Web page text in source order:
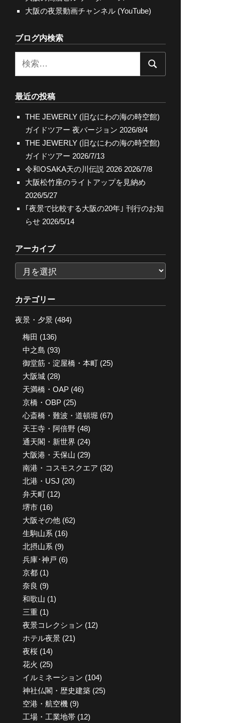
大阪の夜景動画チャンネル (YouTube)
ブログ内検索
検
最近の投稿
THE JEWERLY (旧なにわの海の時空館)
ガイドツアー 夜バージョン 2026/8/4
THE JEWERLY (旧なにわの海の時空館)
ガイドツアー 2026/7/13
令和OSAKA天の川伝説 2026 2026/7/8
大阪松竹座のライトアップを見納め
2026/5/27
｢夜景で比較する大阪の20年｣ 刊行のお知
らせ 2026/5/14
アーカイブ
ー
カ
イ
ブ
カテゴリー
夜景・夕景 (484)
梅田 (136)
中之島 (93)
御堂筋・淀屋橋・本町 (25)
大阪城 (28)
天満橋・OAP (46)
京橋・OBP (25)
心斎橋・難波・道頓堀 (67)
天王寺・阿倍野 (48)
通天閣・新世界 (24)
大阪港・天保山 (29)
南港・コスモスクエア (32)
北港・USJ (20)
弁天町 (12)
堺市 (16)
大阪その他 (62)
生駒山系 (16)
北摂山系 (9)
兵庫･神戸 (6)
京都 (1)
奈良 (9)
和歌山 (1)
三重 (1)
夜景コレクション (12)
ホテル夜景 (21)
夜桜 (14)
花火 (25)
イルミネーション (104)
神社仏閣・歴史建築 (25)
空港・航空機 (9)
工場・工業地帯 (12)